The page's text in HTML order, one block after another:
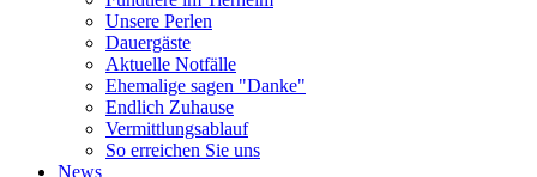
Unsere Perlen
Dauergäste
Aktuelle Notfälle
Ehemalige sagen "Danke"
Endlich Zuhause
Vermittlungsablauf
So erreichen Sie uns
News